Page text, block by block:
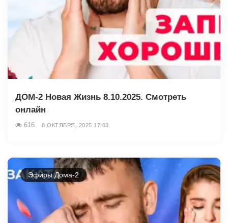
ДОМ-2 Новая Жизнь 8.10.2025. Смотреть
онлайн
616 8 ОКТЯБРЯ, 2025 17:03
Эфиры Дома-2